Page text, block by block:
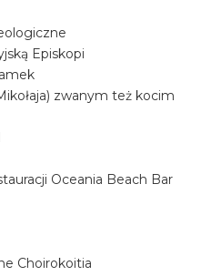
Episkopi
zwanym też kocim
Oceania Beach Bar
Choirokoitia